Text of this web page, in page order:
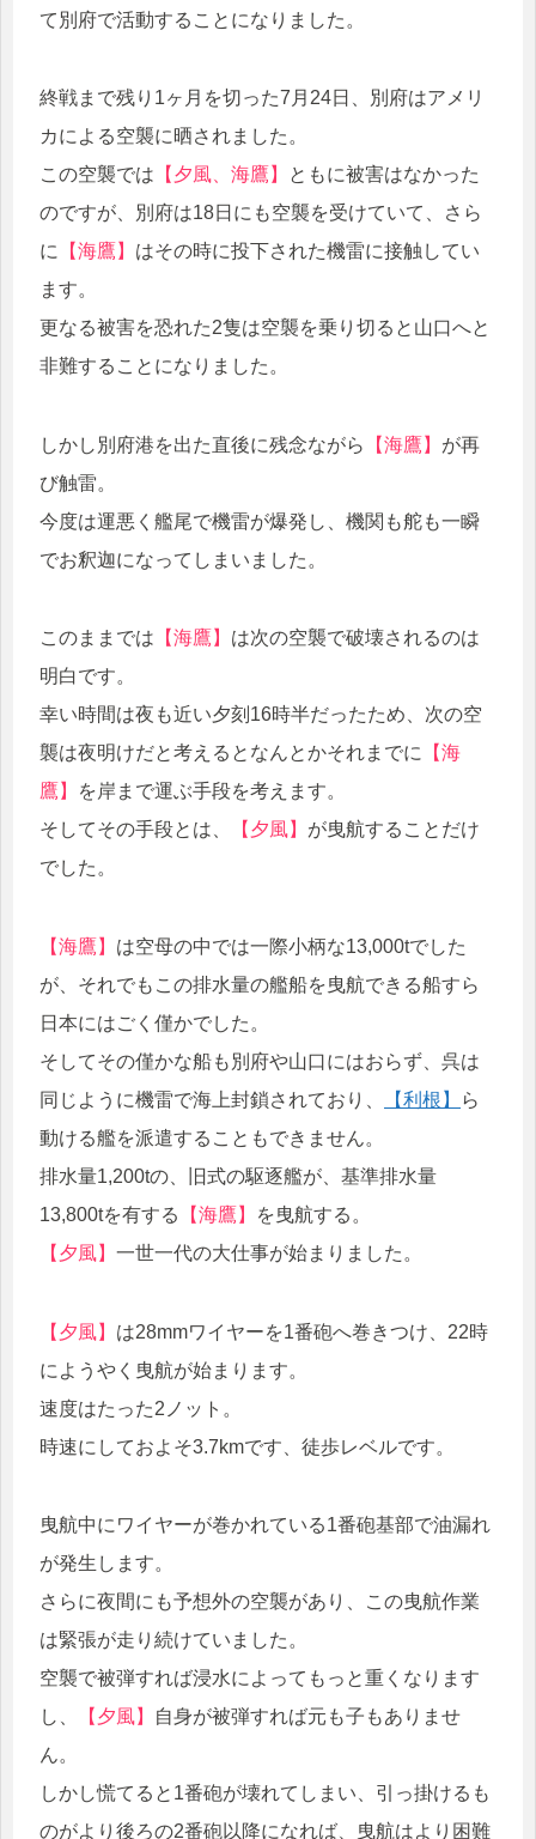
て別府で活動することになりました。
終戦まで残り1ヶ月を切った7月24日、別府はアメリ
カによる空襲に晒されました。
この空襲では 【夕風、海鷹】
ともに被害はなかった
のですが、別府は18日にも空襲を受けていて、さら
に
【海鷹】 はその時に投下された機雷に接触してい
ます。
更なる被害を恐れた2隻は空襲を乗り切ると山口へと
非難することになりました。
しかし別府港を出た直後に残念ながら 【海鷹】 が再
び触雷。
今度は運悪く艦尾で機雷が爆発し、機関も舵も一瞬
でお釈迦になってしまいました。
このままでは 【海鷹】 は次の空襲で破壊されるのは
明白です。
幸い時間は夜も近い夕刻16時半だったため、次の空
襲は夜明けだと考えるとなんとかそれまでに 【海
鷹】
を岸まで運ぶ手段を考えます。
そしてその手段とは、
【夕風】 が曳航することだけ
でした。
【海鷹】 は空母の中では一際小柄な13,000tでした
が、それでもこの排水量の艦船を曳航できる船すら
日本にはごく僅かでした。
そしてその僅かな船も別府や山口にはおらず、呉は
同じように機雷で海上封鎖されており、
【利根】
ら
動ける艦を派遣することもできません。
排水量1,200tの、旧式の駆逐艦が、基準排水量
13,800tを有する
【海鷹】
を曳航する。
【夕風】 一世一代の大仕事が始まりました。
【夕風】 は28mmワイヤーを1番砲へ巻きつけ、22時
にようやく曳航が始まります。
速度はたった2ノット。
時速にしておよそ3.7kmです、徒歩レベルです。
曳航中にワイヤーが巻かれている1番砲基部で油漏れ
が発生します。
さらに夜間にも予想外の空襲があり、この曳航作業
は緊張が走り続けていました。
空襲で被弾すれば浸水によってもっと重くなります
し、
【夕風】
自身が被弾すれば元も子もありませ
ん。
しかし慌てると1番砲が壊れてしまい、引っ掛けるも
のがより後ろの2番砲以降になれば、曳航はより困難